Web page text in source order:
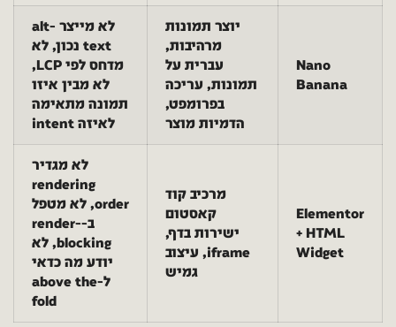
Nano
Banana
יוצר תמונות
מרהיבות,
עברית על
תמונות, עריכה
בפרומפט,
הדמיות מוצר
לא מייצר alt-
text נכון, לא
מדחס לפי LCP,
לא מבין איזו
תמונה מתאימה
לאיזה intent
Elementor
+ HTML
Widget
מרכיב קוד
קאסטום
ישירות בדף,
iframe, עיצוב
גמיש
לא מגדיר
rendering
order, לא מטפל
ב-render-
blocking, לא
יודע מה כדאי
ל-above the
fold